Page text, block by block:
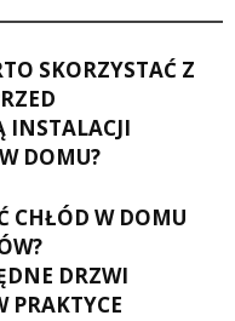
SKORZYSTAĆ Z
INSTALACJI
DOMU?
CHŁÓD W DOMU
DRZWI
PRAKTYCE